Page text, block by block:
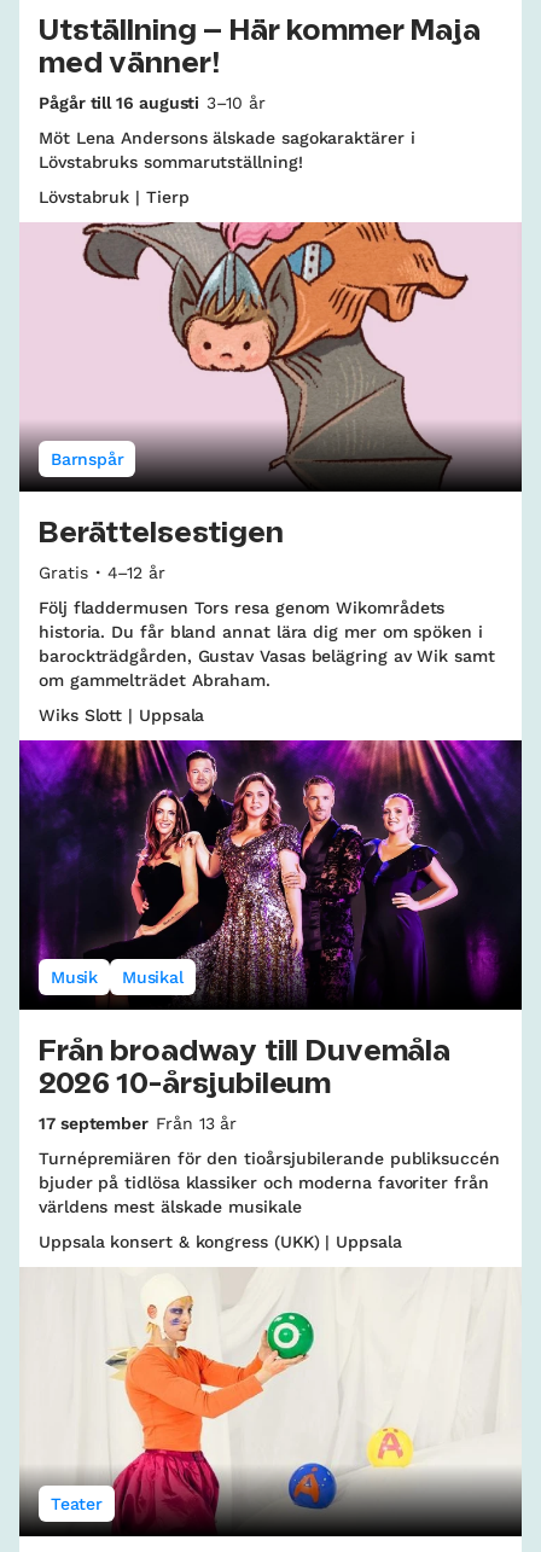
Utställning – Här kommer Maja
med vänner!
Pågår till 16 augusti 3–10 år
Möt Lena Andersons älskade sagokaraktärer i
Lövstabruks sommarutställning!
Lövstabruk | Tierp
Barnspår
Berättelsestigen
Gratis
4–12 år
Följ fladdermusen Tors resa genom Wikområdets
historia. Du får bland annat lära dig mer om spöken i
barockträdgården, Gustav Vasas belägring av Wik samt
om gammelträdet Abraham.
Wiks Slott | Uppsala
Musik Musikal
Från broadway till Duvemåla
2026 10-årsjubileum
17 september Från 13 år
Turnépremiären för den tioårsjubilerande publiksuccén
bjuder på tidlösa klassiker och moderna favoriter från
världens mest älskade musikale
Uppsala konsert & kongress (UKK) | Uppsala
Teater